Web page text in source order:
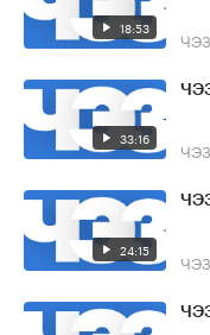
18:53 ЧЭЗ
33:16 ЧЭЗ
24:15 ЧЭЗ